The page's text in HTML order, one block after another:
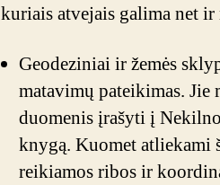
kuriais atvejais galima net ir
Geodeziniai ir žemės
matavimų pateikimas.
duomenis įrašyti į
knygą. Kuomet atliekami
reikiamos ribos ir